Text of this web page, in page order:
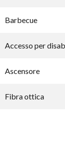
Barbecue
Accesso per
Ascensore
Fibra ottica